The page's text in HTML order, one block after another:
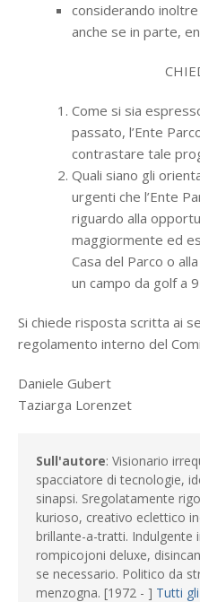
considerando inoltre
anche se in parte,
Come si sia
passato, l’Ente
contrastare tale
Quali siano gli
urgenti che l’Ente
riguardo alla
maggiormente ed
Casa del Parco o
un campo da golf a
Si chiede risposta scritta ai
regolamento interno del
Daniele Gubert
Taziarga Lorenzet
Sull'autore: Visionario
spacciatore di tecnologie,
sinapsi. Sregolatamente
kurioso, creativo eclettico
brillante-a-tratti. Indulgente
rompicojoni deluxe,
se necessario. Politico da
menzogna. [1972 - ] Tutti